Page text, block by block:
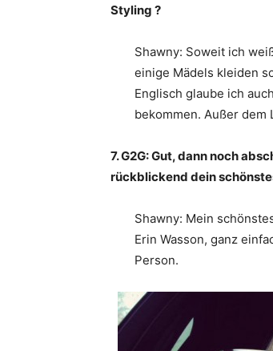
Styling ?
Shawny: Soweit ich
einige Mädels kleiden
Englisch glaube ich
bekommen. Außer
7. G2G: Gut, dann noch
rückblickend dein
Shawny: Mein
Erin Wasson, ganz
Person.